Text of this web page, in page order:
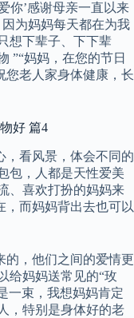
你’感谢母亲一直以来
为妈妈每天都在为我
想下辈子、下下辈
”“妈妈，在您的节日
您老人家身体健康，长
好 篇4
，看风景，体会不同的
包，人都是天性爱美
、喜欢打扮的妈妈来
，而妈妈背出去也可以
的，他们之间的爱情更
给妈妈送常见的“玫
一束，我想妈妈肯定
，特别是身体好的老